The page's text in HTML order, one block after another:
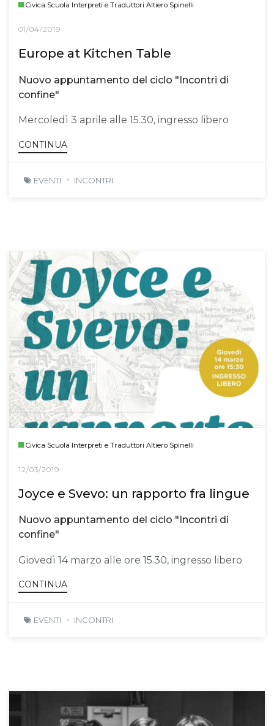
Civica Scuola Interpreti e Traduttori Altiero Spinelli
01/04/2019
Europe at Kitchen Table
Nuovo appuntamento del ciclo "Incontri di
confine"
Mercoledì 3 aprile alle 15.30, ingresso libero
CONTINUA
EVENTI INCONTRI
Civica Scuola Interpreti e Traduttori Altiero Spinelli
12/03/2019
Joyce e Svevo: un rapporto fra lingue
Nuovo appuntamento del ciclo "Incontri di
confine"
Giovedì 14 marzo alle ore 15.30, ingresso libero
CONTINUA
EVENTI INCONTRI